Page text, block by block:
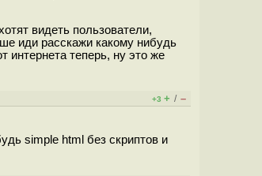
видеть пользователи,
иди расскажи какому нибудь
интернета теперь, ну это же
+3 + / –
simple html без скриптов и